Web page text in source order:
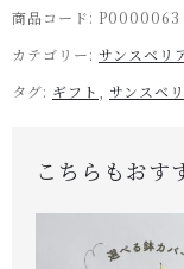
商品コード: P0000063
カテゴリー: サンスベリ
タグ: ギフト サンスベ
こちらもおす